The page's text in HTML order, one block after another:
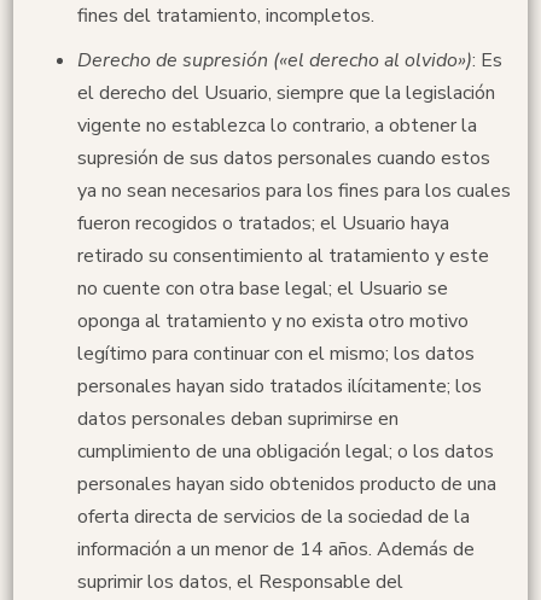
fines del tratamiento, incompletos.
Derecho de supresión («el derecho al olvido»): Es
el derecho del Usuario, siempre que la legislación
vigente no establezca lo contrario, a obtener la
supresión de sus datos personales cuando estos
ya no sean necesarios para los fines para los cuales
fueron recogidos o tratados; el Usuario haya
retirado su consentimiento al tratamiento y este
no cuente con otra base legal; el Usuario se
oponga al tratamiento y no exista otro motivo
legítimo para continuar con el mismo; los datos
personales hayan sido tratados ilícitamente; los
datos personales deban suprimirse en
cumplimiento de una obligación legal; o los datos
personales hayan sido obtenidos producto de una
oferta directa de servicios de la sociedad de la
información a un menor de 14 años. Además de
suprimir los datos, el Responsable del